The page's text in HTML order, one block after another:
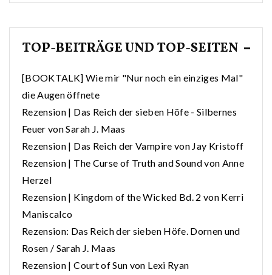
TOP-BEITRÄGE UND TOP-SEITEN
[BOOKTALK] Wie mir "Nur noch ein einziges Mal"
die Augen öffnete
Rezension | Das Reich der sieben Höfe - Silbernes
Feuer von Sarah J. Maas
Rezension | Das Reich der Vampire von Jay Kristoff
Rezension | The Curse of Truth and Sound von Anne
Herzel
Rezension | Kingdom of the Wicked Bd. 2 von Kerri
Maniscalco
Rezension: Das Reich der sieben Höfe. Dornen und
Rosen / Sarah J. Maas
Rezension | Court of Sun von Lexi Ryan